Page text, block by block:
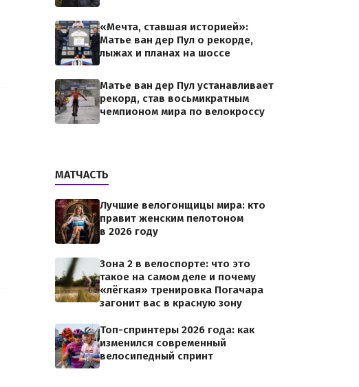
«Мечта, ставшая историей»:
Матье ван дер Пул о рекорде,
лыжах и планах на шоссе
Матье ван дер Пул устанавливает
рекорд, став восьмикратным
чемпионом мира по велокроссу
МАТЧАСТЬ
Лучшие велогонщицы мира: кто
правит женским пелотоном
в 2026 году
Зона 2 в велоспорте: что это
такое на самом деле и почему
«лёгкая» тренировка Погачара
загонит вас в красную зону
Топ-спринтеры 2026 года: как
изменился современный
велосипедный спринт